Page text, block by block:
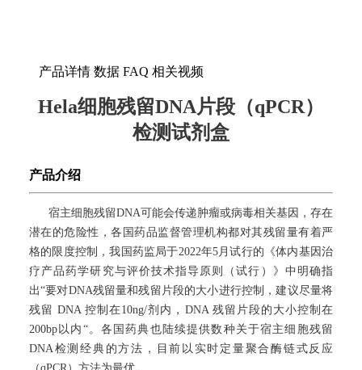
产品详情 数据 FAQ 相关视频
Hela细胞残留DNA片段（qPCR）
检测试剂盒
产品介绍
宿主细胞残留DNA可能会传递肿瘤或病毒相关基因，存在
潜在的危险性，各国药品监督管理机构都对其残留量有着严
格的限度控制，我国药监局于2022年5月试行的《体内基因治
疗产品药学研究与评价技术指导原则（试行）》中明确指
出“要对DNA残留量和残留片段的大小进行控制，建议尽量将
残留 DNA 控制在10ng/剂内，DNA 残留片段的大小控制在
200bp以内“。各国药典也陆续提供数种关于宿主细胞残留
DNA检测经典的方法，目前以实时定量聚合酶链式反应